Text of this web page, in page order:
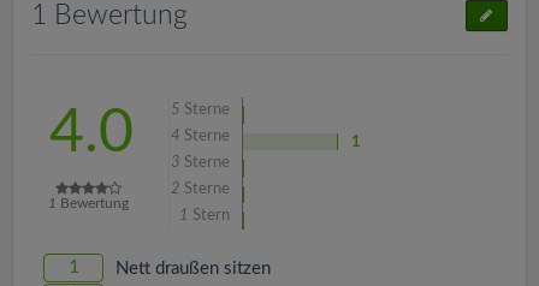
1 Bewertung
4.0
1 Bewertung
5 Sterne
4 Sterne
1
3 Sterne
2 Sterne
1 Stern
1 Nett draußen sitzen